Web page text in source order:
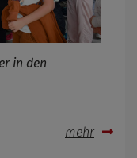
in den
mehr